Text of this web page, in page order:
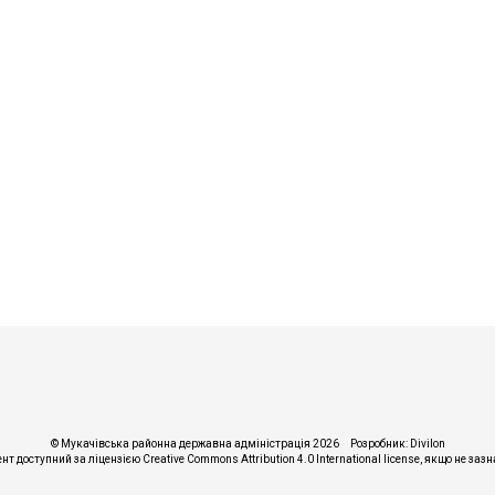
© Мукачівська районна державна адміністрація 2026 Розробник: Divilon
доступний за ліцензією Creative Commons Attribution 4.0 International license, якщо не